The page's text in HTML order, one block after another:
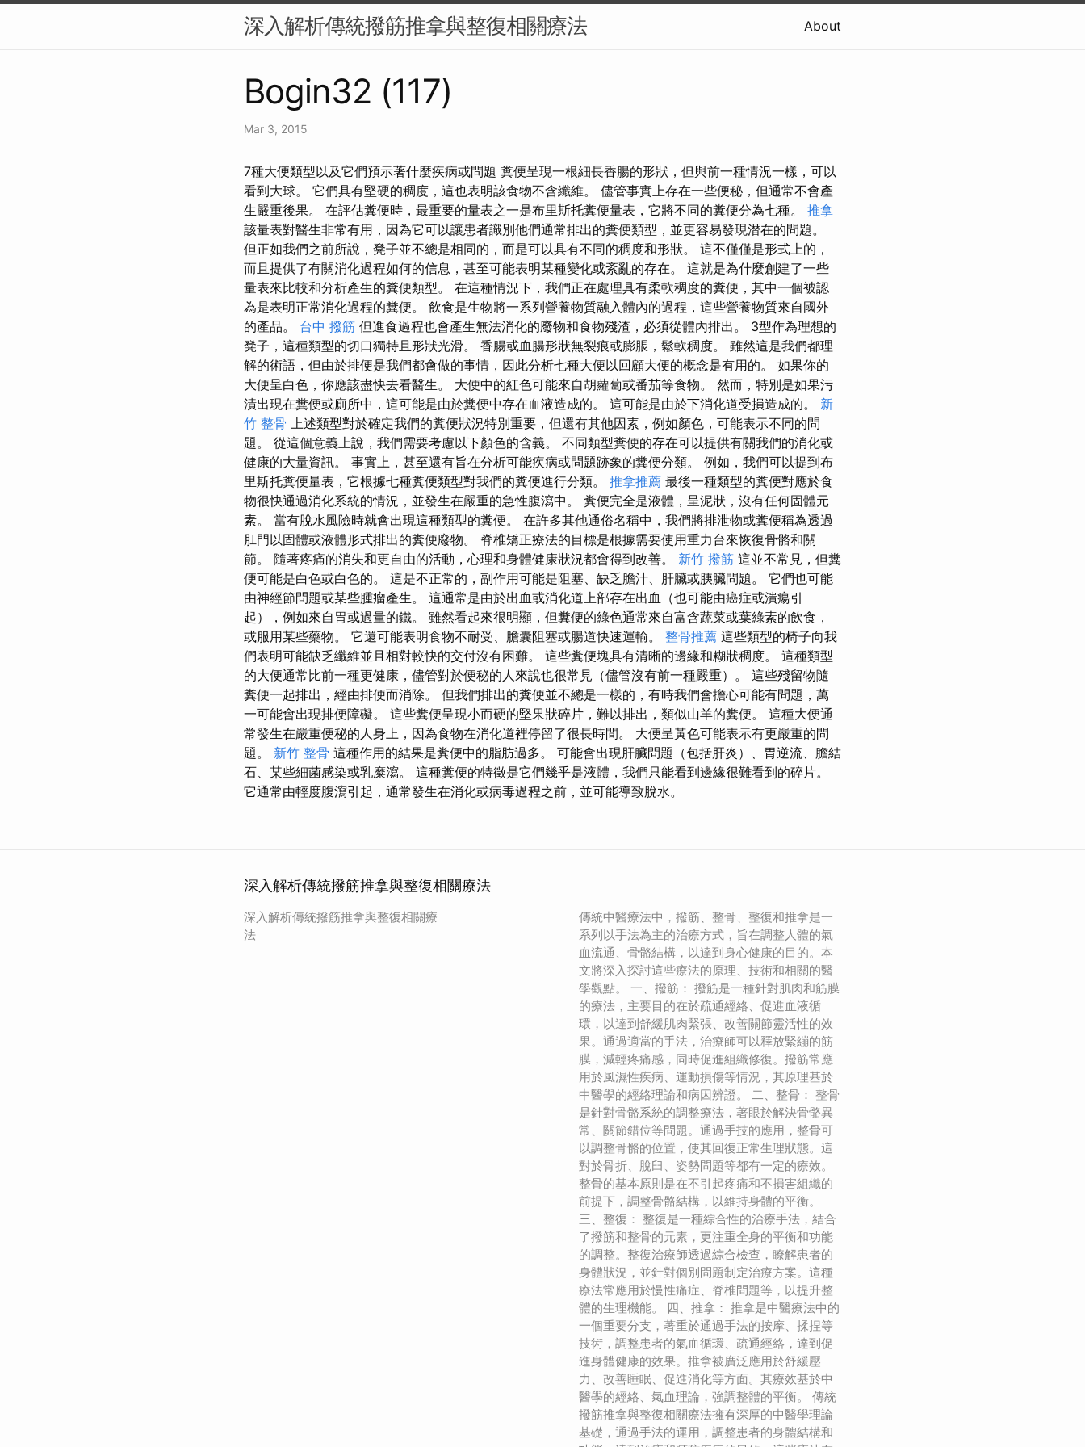
深入解析傳統撥筋推拿與整復相關療法 About
Bogin32 (117)
Mar 3, 2015
7種大便類型以及它們預示著什麼疾病或問題 糞便呈現一根細長香腸的形狀，但與前一種情況一樣，可以
看到大球。 它們具有堅硬的稠度，這也表明該食物不含纖維。 儘管事實上存在一些便秘，但通常不會產
生嚴重後果。 在評估糞便時，最重要的量表之一是布里斯托糞便量表，它將不同的糞便分為七種。 推拿
該量表對醫生非常有用，因為它可以讓患者識別他們通常排出的糞便類型，並更容易發現潛在的問題。
但正如我們之前所說，凳子並不總是相同的，而是可以具有不同的稠度和形狀。 這不僅僅是形式上的，
而且提供了有關消化過程如何的信息，甚至可能表明某種變化或紊亂的存在。 這就是為什麼創建了一些
量表來比較和分析產生的糞便類型。 在這種情況下，我們正在處理具有柔軟稠度的糞便，其中一個被認
為是表明正常消化過程的糞便。 飲食是生物將一系列營養物質融入體內的過程，這些營養物質來自國外
的產品。 台中 撥筋 但進食過程也會產生無法消化的廢物和食物殘渣，必須從體內排出。 3型作為理想的
凳子，這種類型的切口獨特且形狀光滑。 香腸或血腸形狀無裂痕或膨脹，鬆軟稠度。 雖然這是我們都理
解的術語，但由於排便是我們都會做的事情，因此分析七種大便以回顧大便的概念是有用的。 如果你的
大便呈白色，你應該盡快去看醫生。 大便中的紅色可能來自胡蘿蔔或番茄等食物。 然而，特別是如果污
漬出現在糞便或廁所中，這可能是由於糞便中存在血液造成的。 這可能是由於下消化道受損造成的。 新
竹 整骨 上述類型對於確定我們的糞便狀況特別重要，但還有其他因素，例如顏色，可能表示不同的問
題。 從這個意義上說，我們需要考慮以下顏色的含義。 不同類型糞便的存在可以提供有關我們的消化或
健康的大量資訊。 事實上，甚至還有旨在分析可能疾病或問題跡象的糞便分類。 例如，我們可以提到布
里斯托糞便量表，它根據七種糞便類型對我們的糞便進行分類。 推拿推薦 最後一種類型的糞便對應於食
物很快通過消化系統的情況，並發生在嚴重的急性腹瀉中。 糞便完全是液體，呈泥狀，沒有任何固體元
素。 當有脫水風險時就會出現這種類型的糞便。 在許多其他通俗名稱中，我們將排泄物或糞便稱為透過
肛門以固體或液體形式排出的糞便廢物。 脊椎矯正療法的目標是根據需要使用重力台來恢復骨骼和關
節。 隨著疼痛的消失和更自由的活動，心理和身體健康狀況都會得到改善。 新竹 撥筋 這並不常見，但糞
便可能是白色或白色的。 這是不正常的，副作用可能是阻塞、缺乏膽汁、肝臟或胰臟問題。 它們也可能
由神經節問題或某些腫瘤產生。 這通常是由於出血或消化道上部存在出血（也可能由癌症或潰瘍引
起），例如來自胃或過量的鐵。 雖然看起來很明顯，但糞便的綠色通常來自富含蔬菜或葉綠素的飲食，
或服用某些藥物。 它還可能表明食物不耐受、膽囊阻塞或腸道快速運輸。 整骨推薦 這些類型的椅子向我
們表明可能缺乏纖維並且相對較快的交付沒有困難。 這些糞便塊具有清晰的邊緣和糊狀稠度。 這種類型
的大便通常比前一種更健康，儘管對於便秘的人來說也很常見（儘管沒有前一種嚴重）。 這些殘留物隨
糞便一起排出，經由排便而消除。 但我們排出的糞便並不總是一樣的，有時我們會擔心可能有問題，萬
一可能會出現排便障礙。 這些糞便呈現小而硬的堅果狀碎片，難以排出，類似山羊的糞便。 這種大便通
常發生在嚴重便秘的人身上，因為食物在消化道裡停留了很長時間。 大便呈黃色可能表示有更嚴重的問
題。 新竹 整骨 這種作用的結果是糞便中的脂肪過多。 可能會出現肝臟問題（包括肝炎）、胃逆流、膽結
石、某些細菌感染或乳糜瀉。 這種糞便的特徵是它們幾乎是液體，我們只能看到邊緣很難看到的碎片。
它通常由輕度腹瀉引起，通常發生在消化或病毒過程之前，並可能導致脫水。
深入解析傳統撥筋推拿與整復相關療法
深入解析傳統撥筋推拿與整復相關療
法
傳統中醫療法中，撥筋、整骨、整復和推拿是一
系列以手法為主的治療方式，旨在調整人體的氣
血流通、骨骼結構，以達到身心健康的目的。本
文將深入探討這些療法的原理、技術和相關的醫
學觀點。 一、撥筋： 撥筋是一種針對肌肉和筋膜
的療法，主要目的在於疏通經絡、促進血液循
環，以達到舒緩肌肉緊張、改善關節靈活性的效
果。通過適當的手法，治療師可以釋放緊繃的筋
膜，減輕疼痛感，同時促進組織修復。撥筋常應
用於風濕性疾病、運動損傷等情況，其原理基於
中醫學的經絡理論和病因辨證。 二、整骨： 整骨
是針對骨骼系統的調整療法，著眼於解決骨骼異
常、關節錯位等問題。通過手技的應用，整骨可
以調整骨骼的位置，使其回復正常生理狀態。這
對於骨折、脫臼、姿勢問題等都有一定的療效。
整骨的基本原則是在不引起疼痛和不損害組織的
前提下，調整骨骼結構，以維持身體的平衡。
三、整復： 整復是一種綜合性的治療手法，結合
了撥筋和整骨的元素，更注重全身的平衡和功能
的調整。整復治療師透過綜合檢查，瞭解患者的
身體狀況，並針對個別問題制定治療方案。這種
療法常應用於慢性痛症、脊椎問題等，以提升整
體的生理機能。 四、推拿： 推拿是中醫療法中的
一個重要分支，著重於通過手法的按摩、揉捏等
技術，調整患者的氣血循環、疏通經絡，達到促
進身體健康的效果。推拿被廣泛應用於舒緩壓
力、改善睡眠、促進消化等方面。其療效基於中
醫學的經絡、氣血理論，強調整體的平衡。 傳統
撥筋推拿與整復相關療法擁有深厚的中醫學理論
基礎，通過手法的運用，調整患者的身體結構和